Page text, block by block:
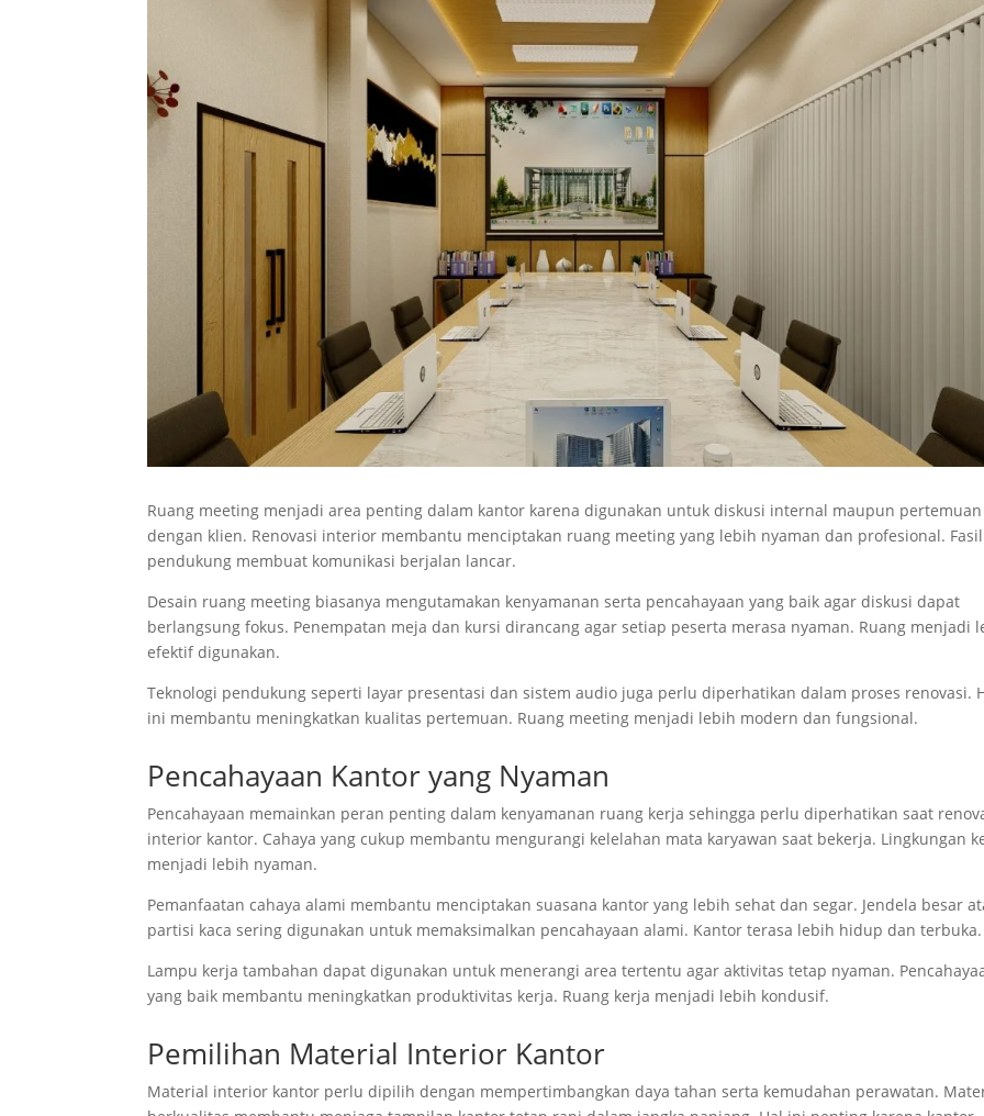
Ruang meeting menjadi area penting dalam kantor karena digunakan untuk diskusi internal maupun pertemuan
dengan klien. Renovasi interior membantu menciptakan ruang meeting yang lebih nyaman dan profesional.
pendukung membuat komunikasi berjalan lancar.
Desain ruang meeting biasanya mengutamakan kenyamanan serta pencahayaan yang baik agar diskusi dapat
berlangsung fokus. Penempatan meja dan kursi dirancang agar setiap peserta merasa nyaman. Ruang menjadi
efektif digunakan.
Teknologi pendukung seperti layar presentasi dan sistem audio juga perlu diperhatikan dalam proses renovasi.
ini membantu meningkatkan kualitas pertemuan. Ruang meeting menjadi lebih modern dan fungsional.
Pencahayaan Kantor yang Nyaman
Pencahayaan memainkan peran penting dalam kenyamanan ruang kerja sehingga perlu diperhatikan saat
interior kantor. Cahaya yang cukup membantu mengurangi kelelahan mata karyawan saat bekerja. Lingkungan
menjadi lebih nyaman.
Pemanfaatan cahaya alami membantu menciptakan suasana kantor yang lebih sehat dan segar. Jendela besar
partisi kaca sering digunakan untuk memaksimalkan pencahayaan alami. Kantor terasa lebih hidup dan terbuka.
Lampu kerja tambahan dapat digunakan untuk menerangi area tertentu agar aktivitas tetap nyaman.
yang baik membantu meningkatkan produktivitas kerja. Ruang kerja menjadi lebih kondusif.
Pemilihan Material Interior Kantor
Material interior kantor perlu dipilih dengan mempertimbangkan daya tahan serta kemudahan perawatan.